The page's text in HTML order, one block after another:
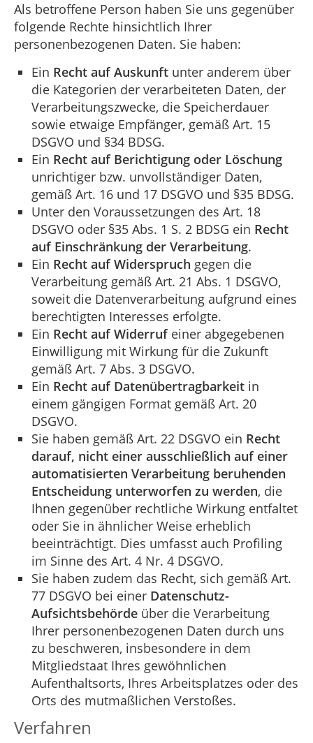
Als betroffene Person haben Sie uns gegenüber
folgende Rechte hinsichtlich Ihrer
personenbezogenen Daten. Sie haben:
Ein Recht auf Auskunft unter anderem über
die Kategorien der verarbeiteten Daten, der
Verarbeitungszwecke, die Speicherdauer
sowie etwaige Empfänger, gemäß Art. 15
DSGVO und §34 BDSG.
Ein Recht auf Berichtigung oder Löschung
unrichtiger bzw. unvollständiger Daten,
gemäß Art. 16 und 17 DSGVO und §35 BDSG.
Unter den Voraussetzungen des Art. 18
DSGVO oder §35 Abs. 1 S. 2 BDSG ein Recht
auf Einschränkung der Verarbeitung.
Ein Recht auf Widerspruch gegen die
Verarbeitung gemäß Art. 21 Abs. 1 DSGVO,
soweit die Datenverarbeitung aufgrund eines
berechtigten Interesses erfolgte.
Ein Recht auf Widerrufeiner abgegebenen
Einwilligung mit Wirkung für die Zukunft
gemäß Art. 7 Abs. 3 DSGVO.
Ein Recht auf Datenübertragbarkeit in
einem gängigen Format gemäß Art. 20
DSGVO.
Sie haben gemäß Art. 22 DSGVO ein Recht
darauf, nicht einer ausschließlich auf einer
automatisierten Verarbeitung beruhenden
Entscheidung unterworfen zu werden, die
Ihnen gegenüber rechtliche Wirkung entfaltet
oder Sie in ähnlicher Weise erheblich
beeinträchtigt. Dies umfasst auch Profiling
im Sinne des Art. 4 Nr. 4 DSGVO.
Sie haben zudem das Recht, sich gemäß Art.
77 DSGVO bei einer Datenschutz-
Aufsichtsbehörde über die Verarbeitung
Ihrer personenbezogenen Daten durch uns
zu beschweren, insbesondere in dem
Mitgliedstaat Ihres gewöhnlichen
Aufenthaltsorts, Ihres Arbeitsplatzes oder des
Orts des mutmaßlichen Verstoßes.
Verfahren